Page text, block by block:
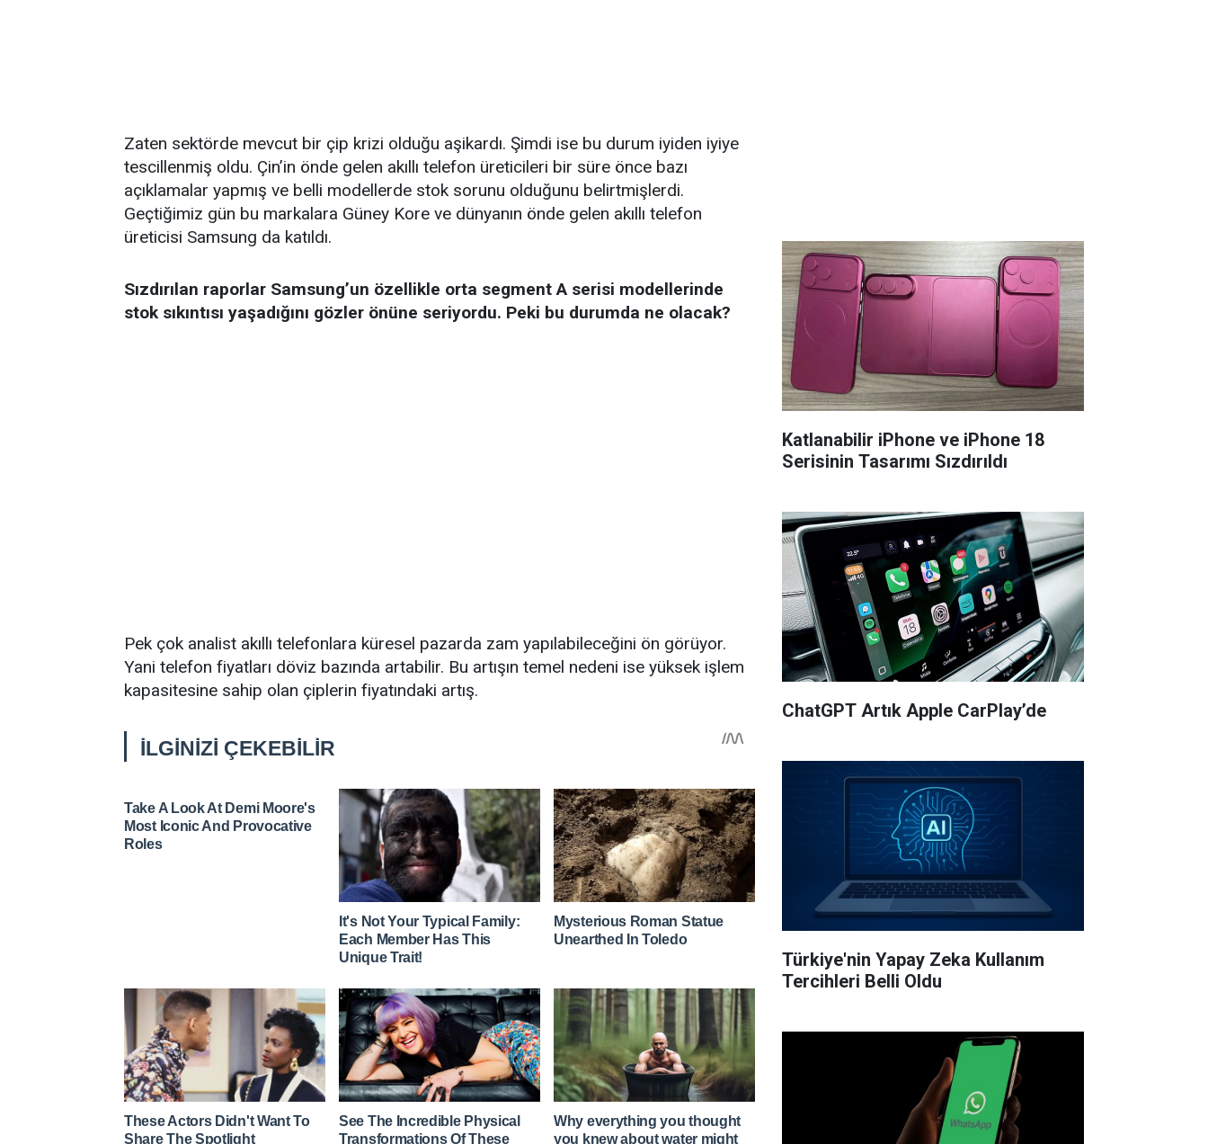
Zaten sektörde mevcut bir çip krizi olduğu aşikardı. Şimdi ise bu durum iyiden iyiye
tescillenmiş oldu. Çin’in önde gelen akıllı telefon üreticileri bir süre önce bazı
açıklamalar yapmış ve belli modellerde stok sorunu olduğunu belirtmişlerdi.
Geçtiğimiz gün bu markalara Güney Kore ve dünyanın önde gelen akıllı telefon
üreticisi Samsung da katıldı.
Sızdırılan raporlar Samsung’un özellikle orta segment A serisi modellerinde
stok sıkıntısı yaşadığını gözler önüne seriyordu. Peki bu durumda ne olacak?
Pek çok analist akıllı telefonlara küresel pazarda zam yapılabileceğini ön görüyor.
Yani telefon fiyatları döviz bazında artabilir. Bu artışın temel nedeni ise yüksek işlem
kapasitesine sahip olan çiplerin fiyatındaki artış.
Katlanabilir iPhone ve iPhone 18
Serisinin Tasarımı Sızdırıldı
ChatGPT Artık Apple CarPlay’de
Türkiye'nin Yapay Zeka Kullanım
Tercihleri Belli Oldu